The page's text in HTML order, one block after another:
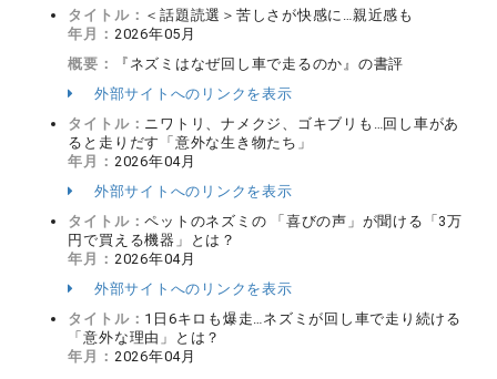
タイトル： ＜話題読選＞苦しさが快感に…親近感も
年月： 2026年05月
概要：
『ネズミはなぜ回し車で走るのか』の書評
外部サイトへのリンクを表示
タイトル： ニワトリ、ナメクジ、ゴキブリも…回し車があ
ると走りだす「意外な生き物たち」
年月： 2026年04月
外部サイトへのリンクを表示
タイトル：ペットのネズミの 「喜びの声」が聞ける「3万
円で買える機器」とは？
年月： 2026年04月
外部サイトへのリンクを表示
タイトル： 1日6キロも爆走…ネズミが回し車で走り続ける
「意外な理由」とは？
年月： 2026年04月